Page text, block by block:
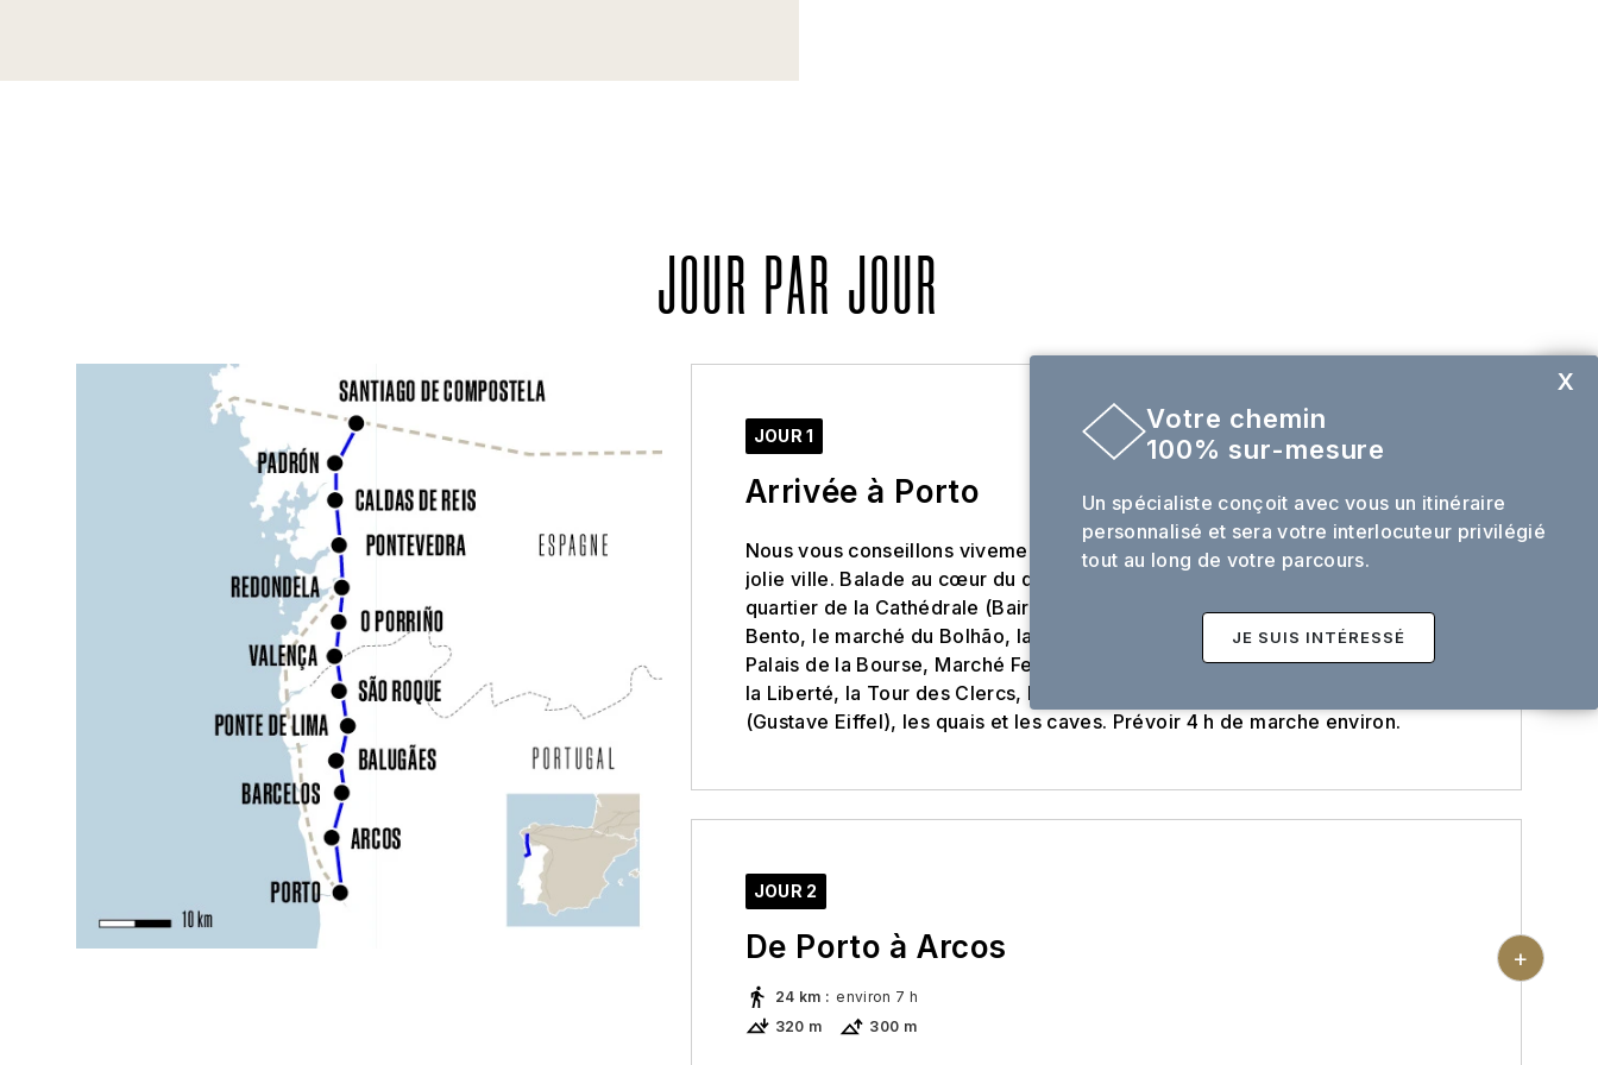
JOUR PAR JOUR
JOUR 1
Arrivée à Porto
Nous vous conseillons vivement de prévoir du temps pour la visite de cette
jolie ville. Balade au cœur du quartier historique (Patrimoine Mondiale) : du
quartier de la Cathédrale (Bairro de Sé) à la Baixa Portuense (gare de St
Bento, le marché du Bolhão, la rue Santa Catarina et son Café Majestic,
Palais de la Bourse, Marché Ferreira Borges), la praça da Ribeira, la place de
la Liberté, la Tour des Clercs, la Librairie Lello e Irmão, le pont Dom Luis
(Gustave Eiffel), les quais et les caves. Prévoir 4 h de marche environ.
+
JOUR 2
De Porto à Arcos
24 km : environ 7 h
320 m
300 m
X
Votre chemin
100% sur-mesure
Un spécialiste conçoit avec vous un itinéraire
personnalisé et sera votre interlocuteur privilégié
tout au long de votre parcours.
JE SUIS INTÉRESSÉ